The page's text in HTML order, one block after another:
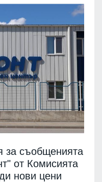
за съобщенията
от Комисията
нови цени